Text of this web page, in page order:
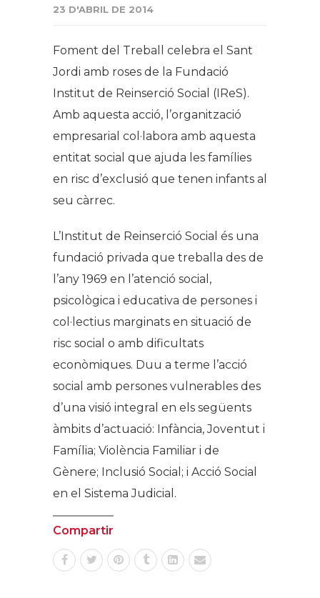
23 D'ABRIL DE 2014
Foment del Treball celebra el Sant
Jordi amb roses de la Fundació
Institut de Reinserció Social (IReS).
Amb aquesta acció, l’organització
empresarial col·labora amb aquesta
entitat social que ajuda les famílies
en risc d’exclusió que tenen infants al
seu càrrec.
L’Institut de Reinserció Social és una
fundació privada que treballa des de
l’any 1969 en l’atenció social,
psicològica i educativa de persones i
col·lectius marginats en situació de
risc social o amb dificultats
econòmiques. Duu a terme l’acció
social amb persones vulnerables des
d’una visió integral en els següents
àmbits d’actuació: Infància, Joventut i
Família; Violència Familiar i de
Gènere; Inclusió Social; i Acció Social
en el Sistema Judicial.
Compartir